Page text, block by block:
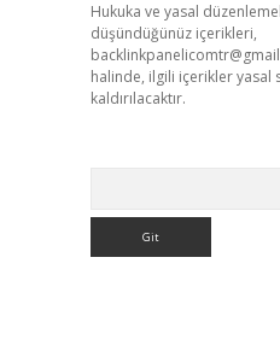
Hukuka ve yasal
düşündüğünüz içerikleri,
halinde, ilgili içerikler yasal
kaldırılacaktır.